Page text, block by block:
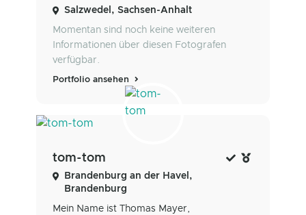
Salzwedel, Sachsen-Anhalt
Momentan sind noch keine weiteren
Informationen über diesen Fotografen
verfügbar.
Portfolio ansehen
tom-tom
Brandenburg an der Havel,
Brandenburg
Mein Name ist Thomas Mayer,